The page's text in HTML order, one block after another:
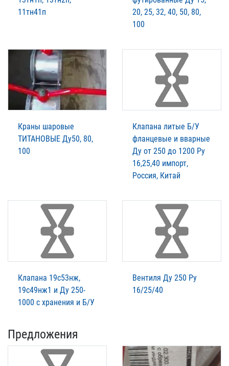
11тн41п
20, 25, 32, 40, 50, 80,
100
Краны шаровые
ТИТАНОВЫЕ Ду50, 80,
100
Клапана литые Б/У
фланцевые и вварные
Ду от 250 до 1200 Ру
16,25,40 импорт,
Россия, Китай
Клапана 19с53нж,
19с49нж1 и Ду 250-
1000 с хранения и Б/У
Вентиля Ду 250 Ру
16/25/40
Предложения